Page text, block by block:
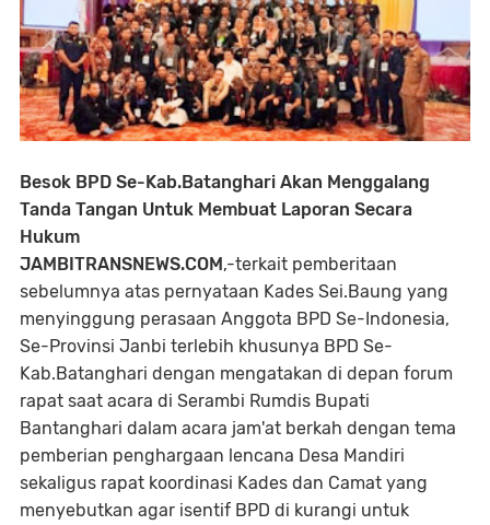
Besok BPD Se-Kab.Batanghari Akan Menggalang
Tanda Tangan Untuk Membuat Laporan Secara
Hukum
JAMBITRANSNEWS.COM,-terkait pemberitaan
sebelumnya atas pernyataan Kades Sei.Baung yang
menyinggung perasaan Anggota BPD Se-Indonesia,
Se-Provinsi Janbi terlebih khusunya BPD Se-
Kab.Batanghari dengan mengatakan di depan forum
rapat saat acara di Serambi Rumdis Bupati
Bantanghari dalam acara jam'at berkah dengan tema
pemberian penghargaan lencana Desa Mandiri
sekaligus rapat koordinasi Kades dan Camat yang
menyebutkan agar isentif BPD di kurangi untuk